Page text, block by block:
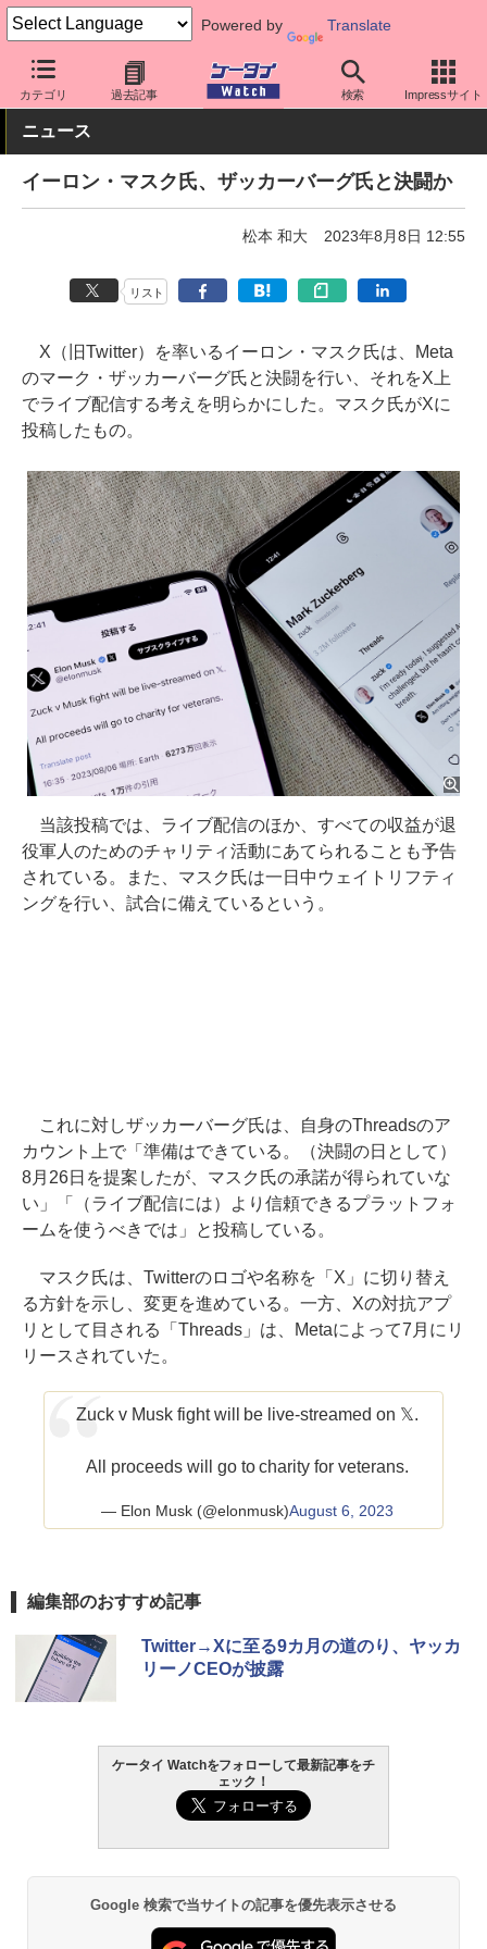
Powered by Translate
カテゴリ 過去記事 検索 Impressサイト
ケータイ Watch 業界動向 海外
ニュース
イーロン・マスク氏、ザッカーバーグ氏と決闘か
松本 和大 2023年8月8日 12:55
リスト
X（旧Twitter）を率いるイーロン・マスク氏は、Meta
のマーク・ザッカーバーグ氏と決闘を行い、それをX上
でライブ配信する考えを明らかにした。マスク氏がXに
投稿したもの。
当該投稿では、ライブ配信のほか、すべての収益が退
役軍人のためのチャリティ活動にあてられることも予告
されている。また、マスク氏は一日中ウェイトリフティ
ングを行い、試合に備えているという。
これに対しザッカーバーグ氏は、自身のThreadsのア
カウント上で「準備はできている。（決闘の日として）
8月26日を提案したが、マスク氏の承諾が得られていな
い」「（ライブ配信には）より信頼できるプラットフォ
ームを使うべきでは」と投稿している。
マスク氏は、Twitterのロゴや名称を「X」に切り替え
る方針を示し、変更を進めている。一方、Xの対抗アプ
リとして目される「Threads」は、Metaによって7月にリ
リースされていた。
Zuck v Musk fight will be live-streamed on 𝕏.
All proceeds will go to charity for veterans.
— Elon Musk (@elonmusk)August 6, 2023
編集部のおすすめ記事
Twitter→Xに至る9カ月の道のり、ヤッカ
リーノCEOが披露
ケータイ Watchをフォローして最新記事をチ
ェック！
Google 検索で当サイトの記事を優先表示させる